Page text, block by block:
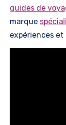
guides de
marque
expériences et